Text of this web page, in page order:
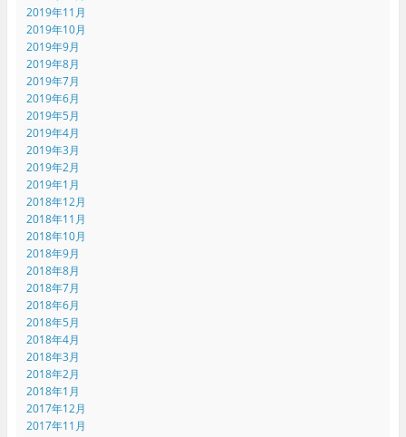
2019年11月
2019年10月
2019年9月
2019年8月
2019年7月
2019年6月
2019年5月
2019年4月
2019年3月
2019年2月
2019年1月
2018年12月
2018年11月
2018年10月
2018年9月
2018年8月
2018年7月
2018年6月
2018年5月
2018年4月
2018年3月
2018年2月
2018年1月
2017年12月
2017年11月